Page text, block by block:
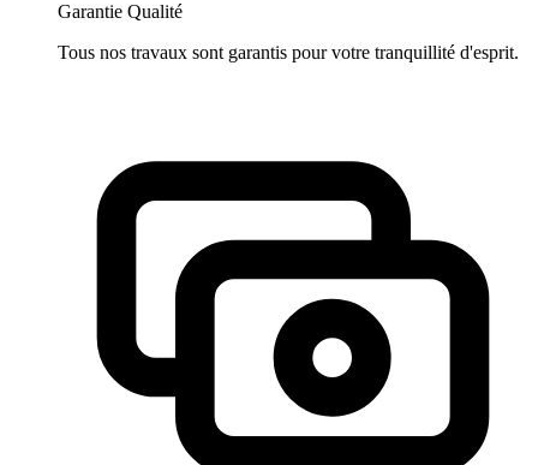
Garantie Qualité
Tous nos travaux sont garantis pour votre tranquillité d'esprit.